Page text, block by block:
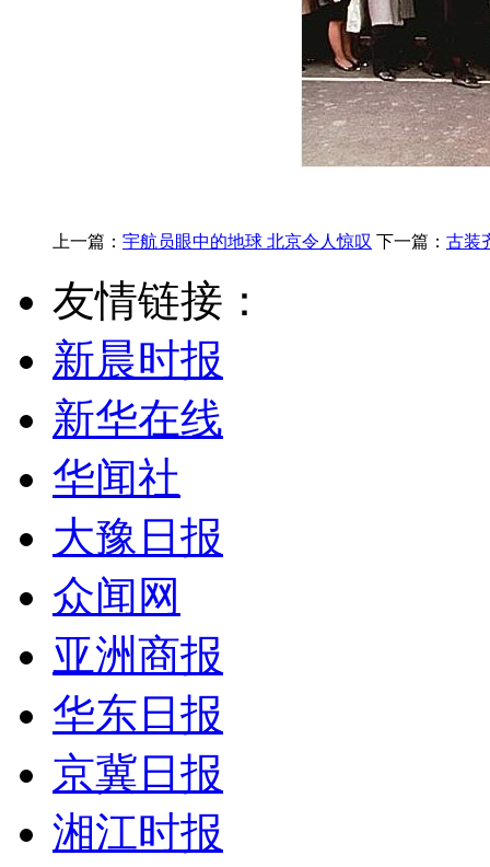
上一篇： 宇航员眼中的地球 北京令人惊叹 下一篇： 古装
友情链接：
新晨时报
新华在线
华闻社
大豫日报
众闻网
亚洲商报
华东日报
京冀日报
湘江时报